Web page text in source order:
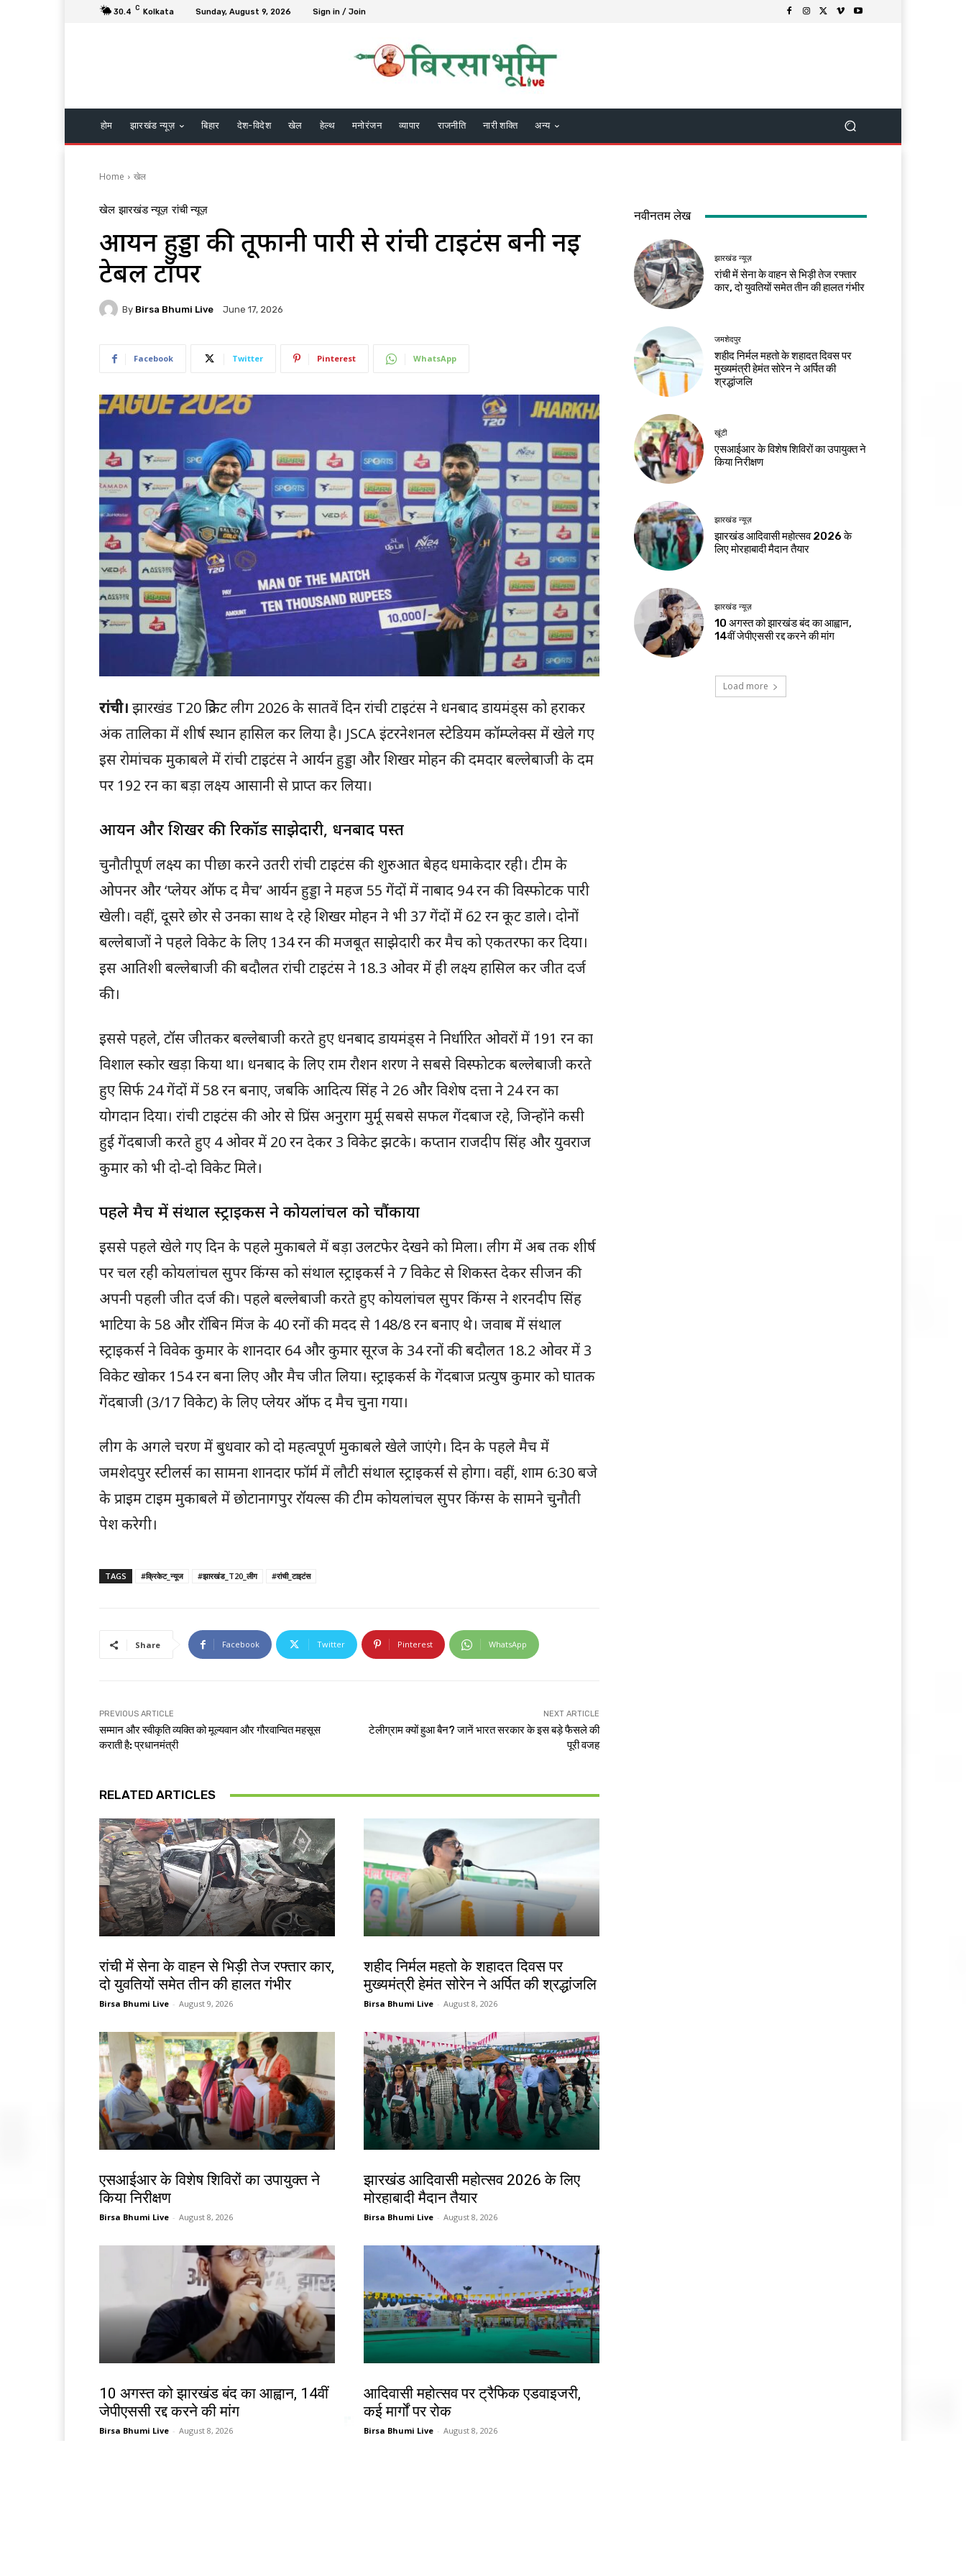
30.4 C Kolkata Sunday, August 9, 2026 Sign in / Join
होम झारखंड न्यूज़ बिहार देश-विदेश खेल हेल्थ मनोरंजन व्यापार राजनीति नारी शक्ति अन्य
Home खेल
खेल झारखंड न्यूज़ रांची न्यूज़
आर्यन हुड्डा की तूफानी पारी से रांची टाइटंस बनी नई
टेबल टॉपर
By Birsa Bhumi Live June 17, 2026
Facebook Twitter Pinterest WhatsApp
रांची। झारखंड T20 क्रिकेट लीग 2026 के सातवें दिन रांची टाइटंस ने धनबाद डायमंड्स को हराकर
अंक तालिका में शीर्ष स्थान हासिल कर लिया है। JSCA इंटरनेशनल स्टेडियम कॉम्प्लेक्स में खेले गए
इस रोमांचक मुकाबले में रांची टाइटंस ने आर्यन हुड्डा और शिखर मोहन की दमदार बल्लेबाजी के दम
पर 192 रन का बड़ा लक्ष्य आसानी से प्राप्त कर लिया।
आर्यन और शिखर की रिकॉर्ड साझेदारी, धनबाद पस्त
चुनौतीपूर्ण लक्ष्य का पीछा करने उतरी रांची टाइटंस की शुरुआत बेहद धमाकेदार रही। टीम के
ओपनर और ‘प्लेयर ऑफ द मैच’ आर्यन हुड्डा ने महज 55 गेंदों में नाबाद 94 रन की विस्फोटक पारी
खेली। वहीं, दूसरे छोर से उनका साथ दे रहे शिखर मोहन ने भी 37 गेंदों में 62 रन कूट डाले। दोनों
बल्लेबाजों ने पहले विकेट के लिए 134 रन की मजबूत साझेदारी कर मैच को एकतरफा कर दिया।
इस आतिशी बल्लेबाजी की बदौलत रांची टाइटंस ने 18.3 ओवर में ही लक्ष्य हासिल कर जीत दर्ज
की।
इससे पहले, टॉस जीतकर बल्लेबाजी करते हुए धनबाद डायमंड्स ने निर्धारित ओवरों में 191 रन का
विशाल स्कोर खड़ा किया था। धनबाद के लिए राम रौशन शरण ने सबसे विस्फोटक बल्लेबाजी करते
हुए सिर्फ 24 गेंदों में 58 रन बनाए, जबकि आदित्य सिंह ने 26 और विशेष दत्ता ने 24 रन का
योगदान दिया। रांची टाइटंस की ओर से प्रिंस अनुराग मुर्मू सबसे सफल गेंदबाज रहे, जिन्होंने कसी
हुई गेंदबाजी करते हुए 4 ओवर में 20 रन देकर 3 विकेट झटके। कप्तान राजदीप सिंह और युवराज
कुमार को भी दो-दो विकेट मिले।
पहले मैच में संथाल स्ट्राइकर्स ने कोयलांचल को चौंकाया
इससे पहले खेले गए दिन के पहले मुकाबले में बड़ा उलटफेर देखने को मिला। लीग में अब तक शीर्ष
पर चल रही कोयलांचल सुपर किंग्स को संथाल स्ट्राइकर्स ने 7 विकेट से शिकस्त देकर सीजन की
अपनी पहली जीत दर्ज की। पहले बल्लेबाजी करते हुए कोयलांचल सुपर किंग्स ने शरनदीप सिंह
भाटिया के 58 और रॉबिन मिंज के 40 रनों की मदद से 148/8 रन बनाए थे। जवाब में संथाल
स्ट्राइकर्स ने विवेक कुमार के शानदार 64 और कुमार सूरज के 34 रनों की बदौलत 18.2 ओवर में 3
विकेट खोकर 154 रन बना लिए और मैच जीत लिया। स्ट्राइकर्स के गेंदबाज प्रत्युष कुमार को घातक
गेंदबाजी (3/17 विकेट) के लिए प्लेयर ऑफ द मैच चुना गया।
लीग के अगले चरण में बुधवार को दो महत्वपूर्ण मुकाबले खेले जाएंगे। दिन के पहले मैच में
जमशेदपुर स्टीलर्स का सामना शानदार फॉर्म में लौटी संथाल स्ट्राइकर्स से होगा। वहीं, शाम 6:30 बजे
के प्राइम टाइम मुकाबले में छोटानागपुर रॉयल्स की टीम कोयलांचल सुपर किंग्स के सामने चुनौती
पेश करेगी।
TAGS #क्रिकेट_न्यूज #झारखंड_T20_लीग #रांची_टाइटंस
Share Facebook Twitter Pinterest WhatsApp
PREVIOUS ARTICLE
सम्मान और स्वीकृति व्यक्ति को मूल्यवान और गौरवान्वित महसूस
कराती है: प्रधानमंत्री
NEXT ARTICLE
टेलीग्राम क्यों हुआ बैन? जानें भारत सरकार के इस बड़े फैसले की
पूरी वजह
RELATED ARTICLES
रांची में सेना के वाहन से भिड़ी तेज रफ्तार कार,
दो युवतियों समेत तीन की हालत गंभीर
Birsa Bhumi Live - August 9, 2026
शहीद निर्मल महतो के शहादत दिवस पर
मुख्यमंत्री हेमंत सोरेन ने अर्पित की श्रद्धांजलि
Birsa Bhumi Live - August 8, 2026
एसआईआर के विशेष शिविरों का उपायुक्त ने
किया निरीक्षण
Birsa Bhumi Live - August 8, 2026
झारखंड आदिवासी महोत्सव 2026 के लिए
मोरहाबादी मैदान तैयार
Birsa Bhumi Live - August 8, 2026
10 अगस्त को झारखंड बंद का आह्वान, 14वीं
जेपीएससी रद्द करने की मांग
Birsa Bhumi Live - August 8, 2026
आदिवासी महोत्सव पर ट्रैफिक एडवाइजरी,
कई मार्गों पर रोक
Birsa Bhumi Live - August 8, 2026
नवीनतम लेख
झारखंड न्यूज़
रांची में सेना के वाहन से भिड़ी तेज रफ्तार
कार, दो युवतियों समेत तीन की हालत गंभीर
जमशेदपुर
शहीद निर्मल महतो के शहादत दिवस पर
मुख्यमंत्री हेमंत सोरेन ने अर्पित की
श्रद्धांजलि
खूंटी
एसआईआर के विशेष शिविरों का उपायुक्त ने
किया निरीक्षण
झारखंड न्यूज़
झारखंड आदिवासी महोत्सव 2026 के
लिए मोरहाबादी मैदान तैयार
झारखंड न्यूज़
10 अगस्त को झारखंड बंद का आह्वान,
14वीं जेपीएससी रद्द करने की मांग
Load more